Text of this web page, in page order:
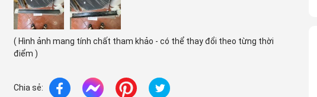
( Hình ảnh mang tính chất tham khảo - có thể thay đổi theo từng thời
điểm )
Chia sẻ: